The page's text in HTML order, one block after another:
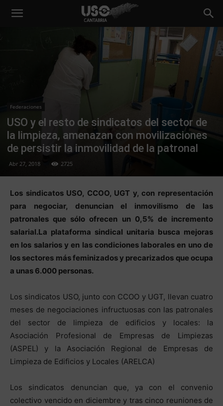
Federaciones
USO y el resto de sindicatos del sector de
la limpieza, amenazan con movilizaciones
de persistir la inmovilidad de la patronal
Abr 27, 2018 2725
Los sindicatos USO, CCOO, UGT y, con representación
para negociar, denuncian el inmovilismo de las
patronales que sólo ofrecen un 0,5% de incremento
salarial.La plataforma sindical unitaria busca mejoras
en los salarios y en las condiciones laborales en uno de
los sectores más feminizados y precarizados que ocupa
a unas 6.000 personas.
Los sindicatos USO, junto con CCOO y UGT, llevan cuatro
meses de negociaciones infructuosas con las patronales
del sector de limpieza de edificios y locales: la
Asociación Profesional de Empresas de Limpiezas
(ASPEL) y la Asociación Regional de Empresas de
Limpieza de Edificios y Locales (ARELCA)
Los sindicatos denuncian que, ya con el convenio
colectivo vencido en diciembre y tras cinco reuniones de